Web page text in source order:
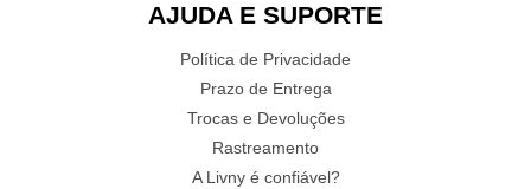
AJUDA E SUPORTE
Política de Privacidade
Prazo de Entrega
Trocas e Devoluções
Rastreamento
A Livny é confiável?